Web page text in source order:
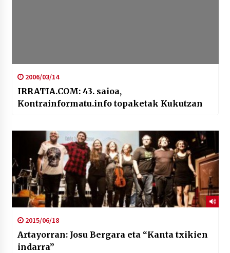
2006/03/14
IRRATIA.COM: 43. saioa,
Kontrainformatu.info topaketak Kukutzan
2015/06/18
Artayorran: Josu Bergara eta “Kanta txikien
indarra”